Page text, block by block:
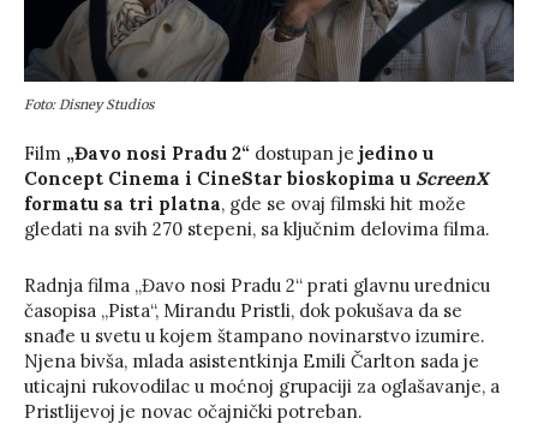
Foto: Disney Studios
Film „Đavo nosi Pradu 2“ dostupan je jedino u
Concept Cinema i CineStar bioskopima u ScreenX
formatu sa tri platna, gde se ovaj filmski hit može
gledati na svih 270 stepeni, sa ključnim delovima filma.
Radnja filma „Đavo nosi Pradu 2“ prati glavnu urednicu
časopisa „Pista“, Mirandu Pristli, dok pokušava da se
snađe u svetu u kojem štampano novinarstvo izumire.
Njena bivša, mlada asistentkinja Emili Čarlton sada je
uticajni rukovodilac u moćnoj grupaciji za oglašavanje, a
Pristlijevoj je novac očajnički potreban.